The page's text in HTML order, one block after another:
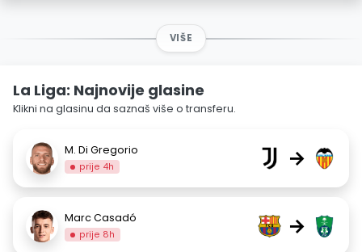
VIŠE
La Liga: Najnovije glasine
Klikni na glasinu da saznaš više o transferu.
M. Di Gregorio
prije 4h →
Marc Casadó
prije 8h →